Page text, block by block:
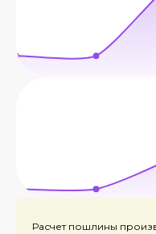
Расчет пошлины